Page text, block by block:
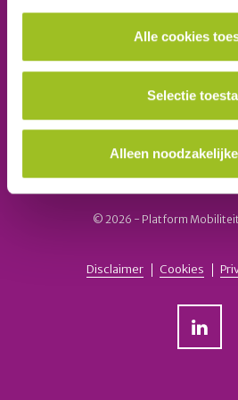
Alle cookies
Selectie
Alleen
Ook lid worden van het
School aanmelden
© 2026 - Platform
Disclaimer Cookies